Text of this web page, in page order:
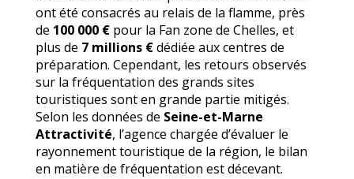
ont été consacrés au relais de la flamme, près
de 100 000 €pour la Fan zone de Chelles, et
plus de 7 millions €dédiée aux centres de
préparation. Cependant, les retours observés
sur la fréquentation des grands sites
touristiques sont en grande partie mitigés.
Selon les données de Seine-et-Marne
Attractivité, l’agence chargée d’évaluer le
rayonnement touristique de la région, le bilan
en matière de fréquentation est décevant.